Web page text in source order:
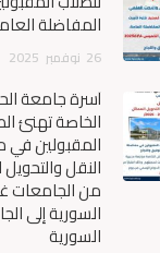
المفاضلة
26 نوفمبر 2025
أسرة جامعة
الخاصة تهنئ
المقبولين
النقل
من الجامعات
السورية إلى
السورية